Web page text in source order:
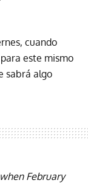
cuando
este mismo
sabrá algo
February